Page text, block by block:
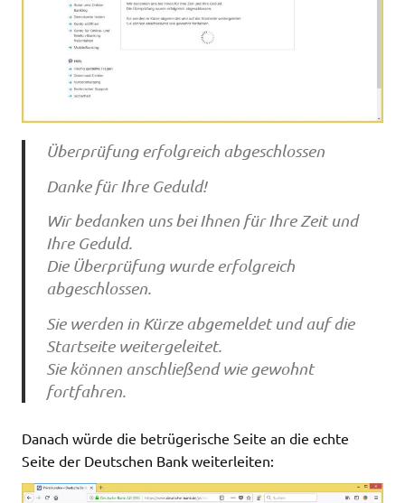
Überprüfung erfolgreich abgeschlossen
Danke für Ihre Geduld!
Wir bedanken uns bei Ihnen für Ihre Zeit und
Ihre Geduld.
Die Überprüfung wurde erfolgreich
abgeschlossen.
Sie werden in Kürze abgemeldet und auf die
Startseite weitergeleitet.
Sie können anschließend wie gewohnt
fortfahren.
Danach würde die betrügerische Seite an die echte
Seite der Deutschen Bank weiterleiten: